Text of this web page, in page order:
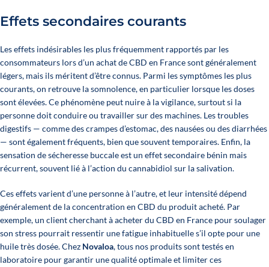
Effets secondaires courants
Les effets indésirables les plus fréquemment rapportés par les
consommateurs lors d’un achat de CBD en France sont généralement
légers, mais ils méritent d’être connus. Parmi les symptômes les plus
courants, on retrouve la somnolence, en particulier lorsque les doses
sont élevées. Ce phénomène peut nuire à la vigilance, surtout si la
personne doit conduire ou travailler sur des machines. Les troubles
digestifs — comme des crampes d’estomac, des nausées ou des diarrhées
— sont également fréquents, bien que souvent temporaires. Enfin, la
sensation de sécheresse buccale est un effet secondaire bénin mais
récurrent, souvent lié à l’action du cannabidiol sur la salivation.
Ces effets varient d’une personne à l’autre, et leur intensité dépend
généralement de la concentration en CBD du produit acheté. Par
exemple, un client cherchant à acheter du CBD en France pour soulager
son stress pourrait ressentir une fatigue inhabituelle s’il opte pour une
huile très dosée. Chez Novaloa, tous nos produits sont testés en
laboratoire pour garantir une qualité optimale et limiter ces